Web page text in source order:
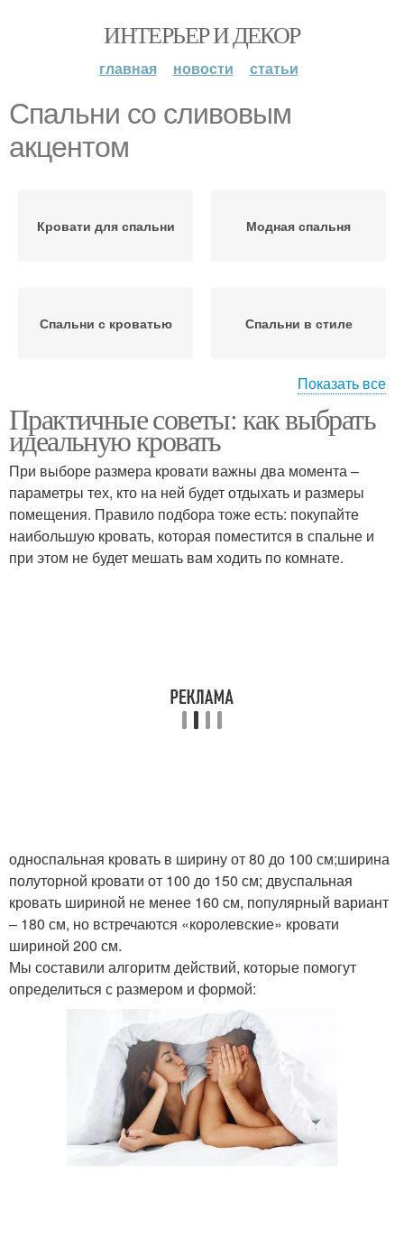
ИНТЕРЬЕР И ДЕКОР
главная новости статьи
Спальни со сливовым
акцентом
Кровати для спальни Модная спальня
Спальни с кроватью Спальни в стиле
кроватью
Уютная спальня
Спальня в стиле
Показать все
Практичные советы: как выбрать
идеальную кровать
При выборе размера кровати важны два момента –
параметры тех, кто на ней будет отдыхать и размеры
помещения. Правило подбора тоже есть: покупайте
наибольшую кровать, которая поместится в спальне и
при этом не будет мешать вам ходить по комнате.
односпальная кровать в ширину от 80 до 100 см;ширина
полуторной кровати от 100 до 150 см; двуспальная
кровать шириной не менее 160 см, популярный вариант
– 180 см, но встречаются «королевские» кровати
шириной 200 см.
Мы составили алгоритм действий, которые помогут
определиться с размером и формой: